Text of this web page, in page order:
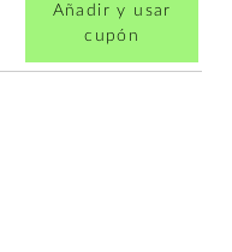
Añadir y usar
cupón